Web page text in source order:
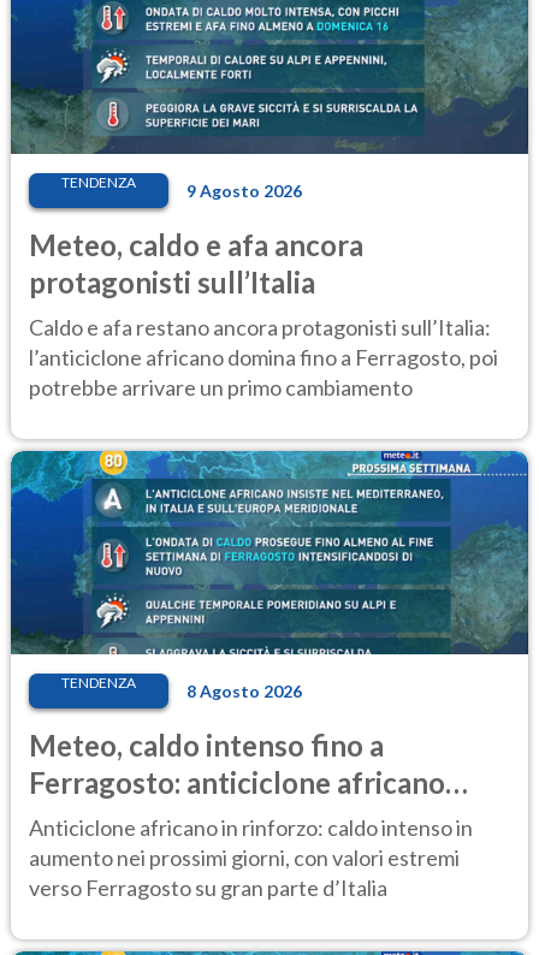
TENDENZA 9 Agosto 2026
Meteo, caldo e afa ancora
protagonisti sull’Italia
Caldo e afa restano ancora protagonisti sull’Italia:
l’anticiclone africano domina fino a Ferragosto, poi
potrebbe arrivare un primo cambiamento
TENDENZA 8 Agosto 2026
Meteo, caldo intenso fino a
Ferragosto: anticiclone africano
ancora protagonista
Anticiclone africano in rinforzo: caldo intenso in
aumento nei prossimi giorni, con valori estremi
verso Ferragosto su gran parte d’Italia